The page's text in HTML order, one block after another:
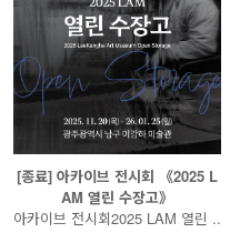
[종료] 아카이브 전시회 《2025 L
AM 열린 수장고》
아카이브 전시회2025 LAM 열린 ..